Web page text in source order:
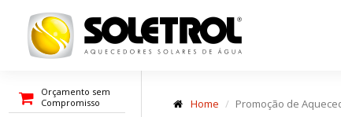
Orçamento sem
Compromisso
Home Promoção de